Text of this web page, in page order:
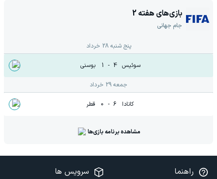
بازی‌های هفته2
جام جهانی
پنج شنبه 28 خرداد
سوئیس 4
-
1 بوسنی
جمعه 29 خرداد
کانادا 6
-
0 قطر
مشاهده برنامه بازی‌ها
راهنما سرویس ها